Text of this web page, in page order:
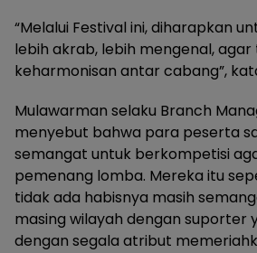
“Melalui Festival ini, diharapkan
lebih akrab, lebih mengenal,
keharmonisan antar cabang”,
Mulawarman selaku Branch
menyebut bahwa para peserta
semangat untuk berkompetisi
pemenang lomba. Mereka itu
tidak ada habisnya masih
masing wilayah dengan suporter
dengan segala atribut